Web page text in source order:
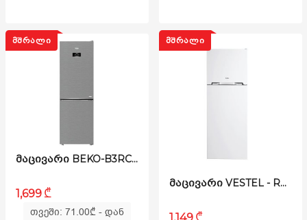
ᲛᲨᲠᲐᲚᲘ
ᲛᲐᲪᲘᲕᲐᲠᲘ BEKO-B3RCNE364HXB1 B300
1,699 ₾
თვეში: 71.00₾- დან
ᲛᲨᲠᲐᲚᲘ
ᲛᲐᲪᲘᲕᲐᲠᲘ VESTEL - RM400TF3M
1,149 ₾